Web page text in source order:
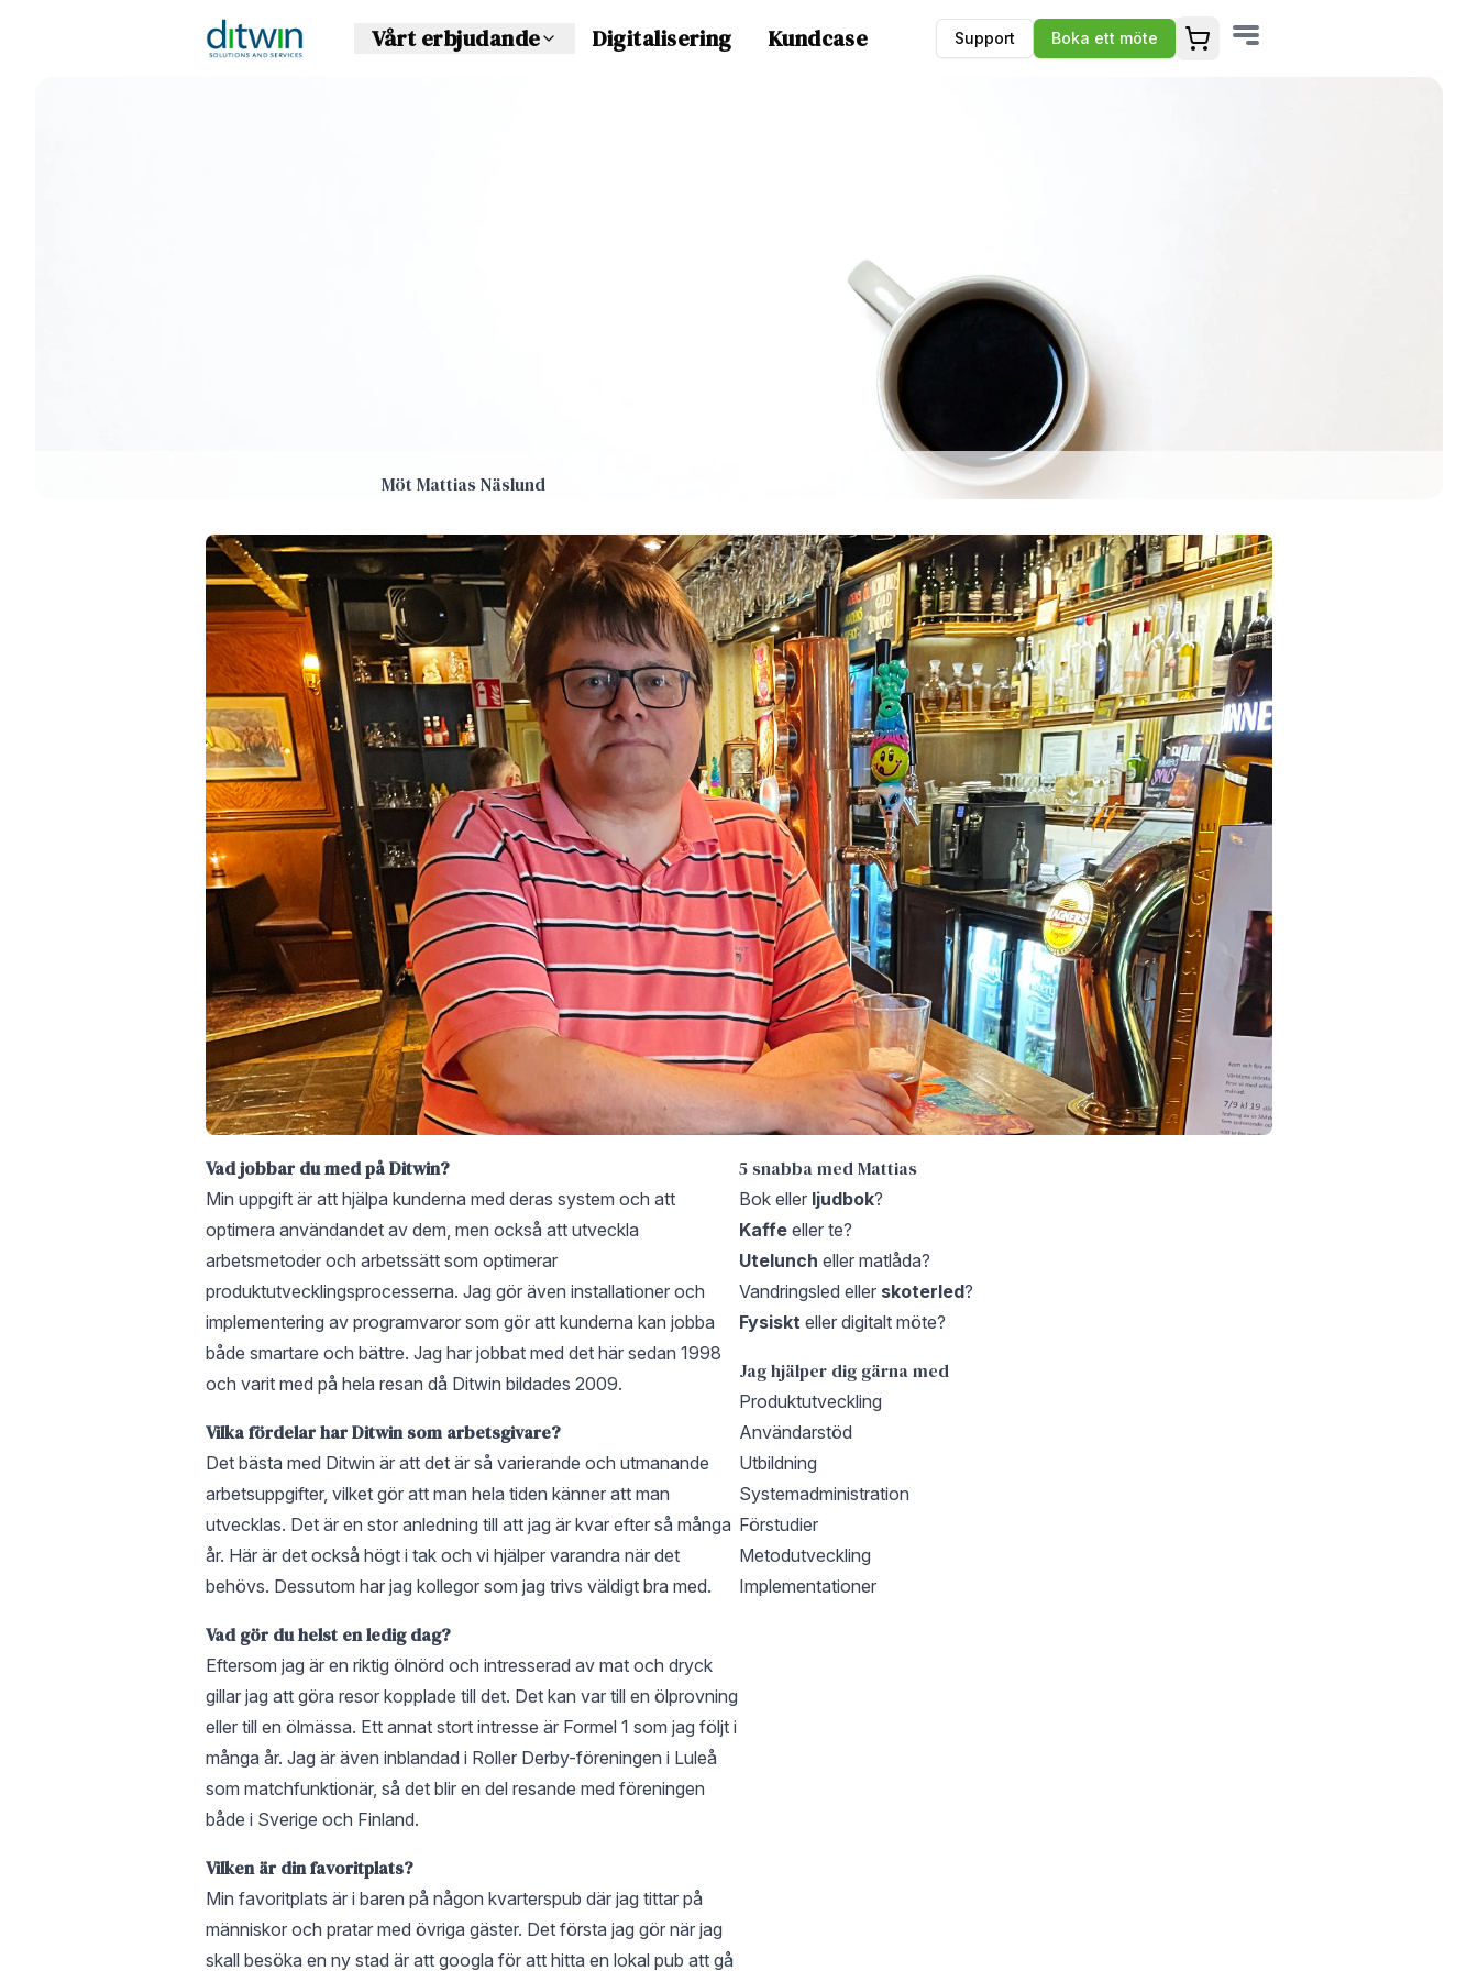
Vårt erbjudande Digitalisering Kundcase Support Boka ett möte
Möt Mattias Näslund
Vad jobbar du med på Ditwin?
Min uppgift är att hjälpa kunderna med deras system och att
optimera användandet av dem, men också att utveckla
arbetsmetoder och arbetssätt som optimerar
produktutvecklingsprocesserna. Jag gör även installationer och
implementering av programvaror som gör att kunderna kan jobba
både smartare och bättre. Jag har jobbat med det här sedan 1998
och varit med på hela resan då Ditwin bildades 2009.
Vilka fördelar har Ditwin som arbetsgivare?
Det bästa med Ditwin är att det är så varierande och utmanande
arbetsuppgifter, vilket gör att man hela tiden känner att man
utvecklas. Det är en stor anledning till att jag är kvar efter så många
år. Här är det också högt i tak och vi hjälper varandra när det
behövs. Dessutom har jag kollegor som jag trivs väldigt bra med.
Vad gör du helst en ledig dag?
Eftersom jag är en riktig ölnörd och intresserad av mat och dryck
gillar jag att göra resor kopplade till det. Det kan var till en ölprovning
eller till en ölmässa. Ett annat stort intresse är Formel 1 som jag följt i
många år. Jag är även inblandad i Roller Derby-föreningen i Luleå
som matchfunktionär, så det blir en del resande med föreningen
både i Sverige och Finland.
Vilken är din favoritplats?
Min favoritplats är i baren på någon kvarterspub där jag tittar på
människor och pratar med övriga gäster. Det första jag gör när jag
skall besöka en ny stad är att googla för att hitta en lokal pub att gå
5 snabba med Mattias
Bok eller ljudbok?
Kaffe eller te?
Utelunch eller matlåda?
Vandringsled eller skoterled?
Fysiskt eller digitalt möte?
Jag hjälper dig gärna med
Produktutveckling
Användarstöd
Utbildning
Systemadministration
Förstudier
Metodutveckling
Implementationer